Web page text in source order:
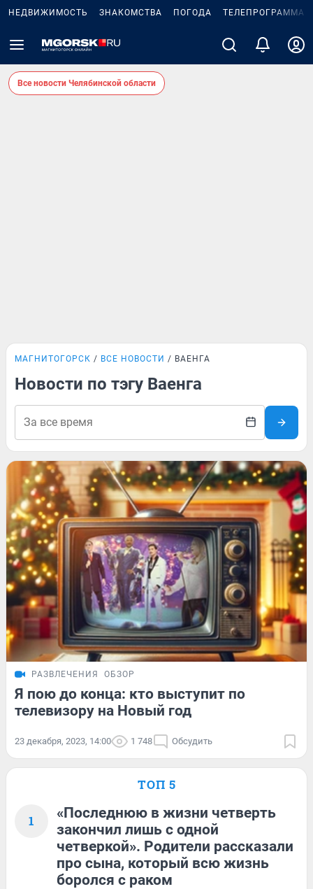
НЕДВИЖИМОСТЬ ЗНАКОМСТВА ПОГОДА ТЕЛЕПРОГРАММА
Все новости Челябинской области
МАГНИТОГОРСК ВСЕ НОВОСТИ ВАЕНГА
Новости по тэгу Ваенга
РАЗВЛЕЧЕНИЯ ОБЗОР
Я пою до конца: кто выступит по
телевизору на Новый год
23 декабря, 2023, 14:00 1 748 Обсудить
ТОП 5
1
«Последнюю в жизни четверть
закончил лишь с одной
четверкой». Родители рассказали
про сына, который всю жизнь
боролся с раком